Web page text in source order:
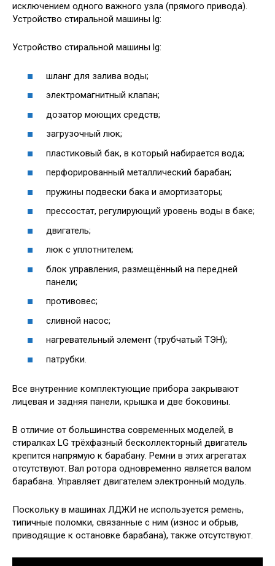
исключением одного важного узла (прямого привода).
Устройство стиральной машины lg:
Устройство стиральной машины lg:
шланг для залива воды;
электромагнитный клапан;
дозатор моющих средств;
загрузочный люк;
пластиковый бак, в который набирается вода;
перфорированный металлический барабан;
пружины подвески бака и амортизаторы;
прессостат, регулирующий уровень воды в баке;
двигатель;
люк с уплотнителем;
блок управления, размещённый на передней
панели;
противовес;
сливной насос;
нагревательный элемент (трубчатый ТЭН);
патрубки.
Все внутренние комплектующие прибора закрывают
лицевая и задняя панели, крышка и две боковины.
В отличие от большинства современных моделей, в
стиралках LG трёхфазный бесколлекторный двигатель
крепится напрямую к барабану. Ремни в этих агрегатах
отсутствуют. Вал ротора одновременно является валом
барабана. Управляет двигателем электронный модуль.
Поскольку в машинах ЛДЖИ не используется ремень,
типичные поломки, связанные с ним (износ и обрыв,
приводящие к остановке барабана), также отсутствуют.